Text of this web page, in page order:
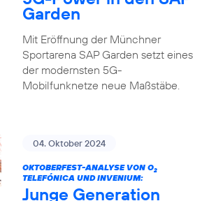
Garden
Mit Eröffnung der Münchner
Sportarena SAP Garden setzt eines
der modernsten 5G-
Mobilfunknetze neue Maßstäbe.
04. Oktober 2024
OKTOBERFEST-ANALYSE VON O2
TELEFÓNICA UND INVENIUM:
Junge Generation